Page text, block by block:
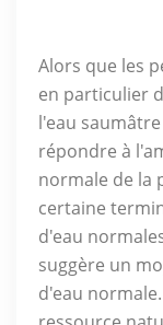
Alors que les
en particulier
l'eau
répondre à
normale de la
certaine
d'eau
suggère un
d'eau